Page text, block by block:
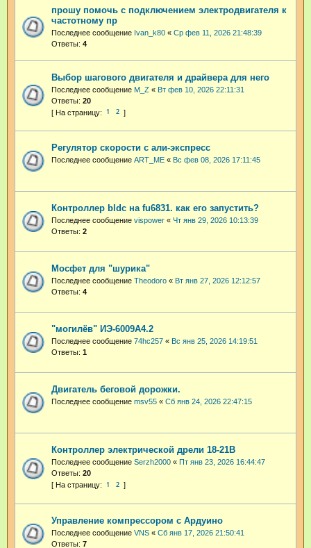
прошу помочь с подключением электродвигателя к
частотному пр
Последнее сообщение Ivan_k80 « Ср фев 11, 2026 21:48:39
Ответы: 4
Выбор шагового двигателя и драйвера для него
Последнее сообщение M_Z « Вт фев 10, 2026 22:11:31
Ответы: 20
1 2
Регулятор скорости с али-экспресс
Последнее сообщение ART_ME « Вс фев 08, 2026 17:11:45
Контроллер bldc на fu6831. как его запустить?
Последнее сообщение vispower « Чт янв 29, 2026 10:13:39
Ответы: 2
Мосфет для "шурика"
Последнее сообщение Theodoro « Вт янв 27, 2026 12:12:57
Ответы: 4
"могилёв" ИЭ-6009А4.2
Последнее сообщение 74hc257 « Вс янв 25, 2026 14:19:51
Ответы: 1
Двигатель беговой дорожки.
Последнее сообщение msv55 « Сб янв 24, 2026 22:47:15
Контроллер электрической дрели 18-21В
Последнее сообщение Serzh2000 « Пт янв 23, 2026 16:44:47
Ответы: 20
1 2
Управление компрессором с Ардуино
Последнее сообщение VNS « Сб янв 17, 2026 21:50:41
Ответы: 7